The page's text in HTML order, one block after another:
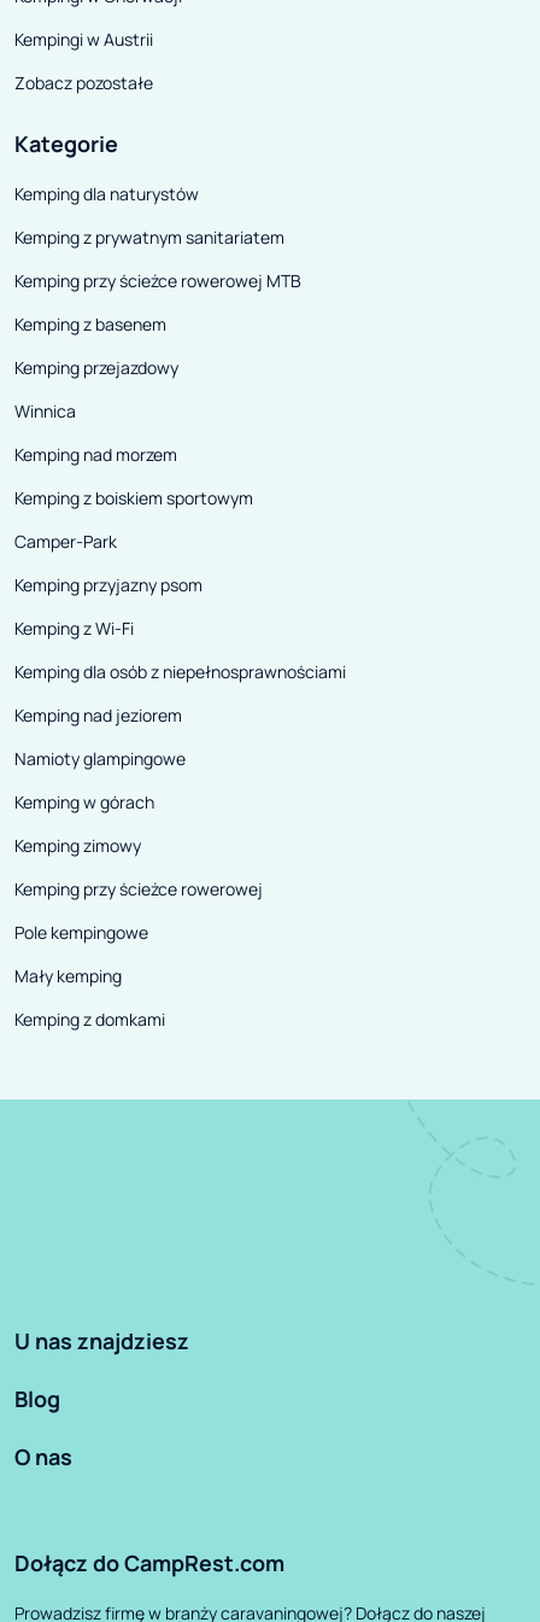
Kempingi w Austrii
Zobacz pozostałe
Kategorie
Kemping dla naturystów
Kemping z prywatnym sanitariatem
Kemping przy ścieżce rowerowej MTB
Kemping z basenem
Kemping przejazdowy
Winnica
Kemping nad morzem
Kemping z boiskiem sportowym
Camper-Park
Kemping przyjazny psom
Kemping z Wi-Fi
Kemping dla osób z niepełnosprawnościami
Kemping nad jeziorem
Namioty glampingowe
Kemping w górach
Kemping zimowy
Kemping przy ścieżce rowerowej
Pole kempingowe
Mały kemping
Kemping z domkami
U nas znajdziesz
Blog
O nas
Dołącz do CampRest.com
Prowadzisz firmę w branży caravaningowej? Dołącz do naszej